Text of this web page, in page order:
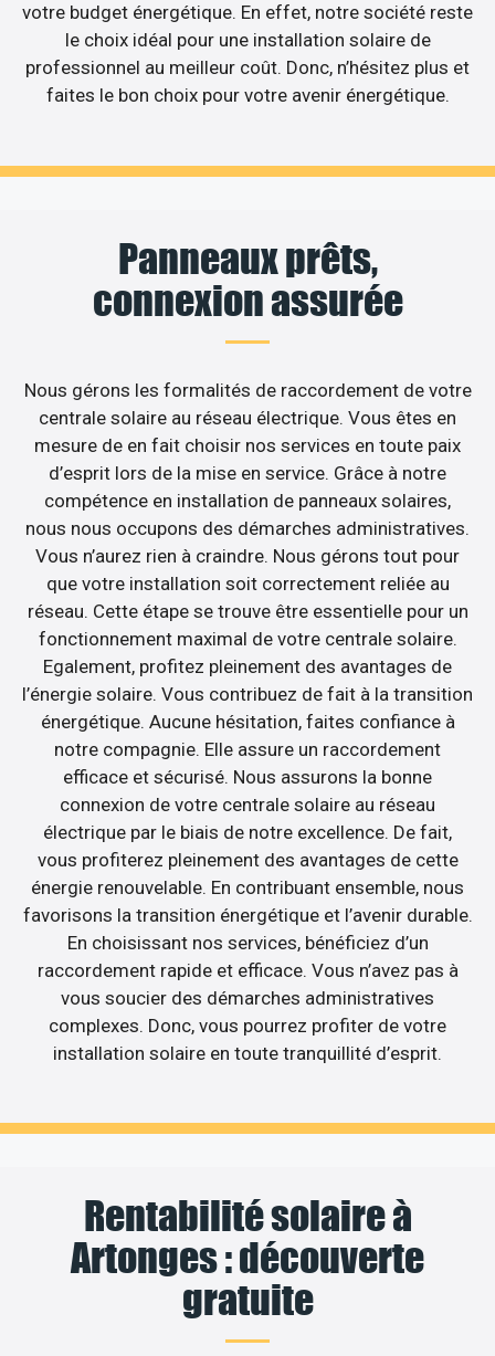
votre budget énergétique. En effet, notre société reste
le choix idéal pour une installation solaire de
professionnel au meilleur coût. Donc, n’hésitez plus et
faites le bon choix pour votre avenir énergétique.
Panneaux prêts,
connexion assurée
Nous gérons les formalités de raccordement de votre
centrale solaire au réseau électrique. Vous êtes en
mesure de en fait choisir nos services en toute paix
d’esprit lors de la mise en service. Grâce à notre
compétence en installation de panneaux solaires,
nous nous occupons des démarches administratives.
Vous n’aurez rien à craindre. Nous gérons tout pour
que votre installation soit correctement reliée au
réseau. Cette étape se trouve être essentielle pour un
fonctionnement maximal de votre centrale solaire.
Egalement, profitez pleinement des avantages de
l’énergie solaire. Vous contribuez de fait à la transition
énergétique. Aucune hésitation, faites confiance à
notre compagnie. Elle assure un raccordement
efficace et sécurisé. Nous assurons la bonne
connexion de votre centrale solaire au réseau
électrique par le biais de notre excellence. De fait,
vous profiterez pleinement des avantages de cette
énergie renouvelable. En contribuant ensemble, nous
favorisons la transition énergétique et l’avenir durable.
En choisissant nos services, bénéficiez d’un
raccordement rapide et efficace. Vous n’avez pas à
vous soucier des démarches administratives
complexes. Donc, vous pourrez profiter de votre
installation solaire en toute tranquillité d’esprit.
Rentabilité solaire à
Artonges : découverte
gratuite